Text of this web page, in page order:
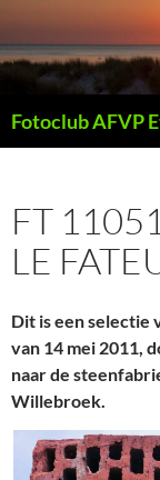
naar
de
inhoud
Fotoclub AFVP
FT
LE
Dit is een selectie
van 14 mei 2011,
naar de
Willebroek.